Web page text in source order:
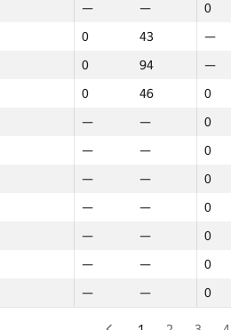
— —
0
0 43
—
0 94
—
0 46
0
— —
0
— —
0
— —
0
— —
0
— —
0
— —
0
— — 0
— —
0
0 43
—
0 94
—
0 46
0
— —
0
— —
0
— —
0
— —
0
— —
0
— —
0
— — 0